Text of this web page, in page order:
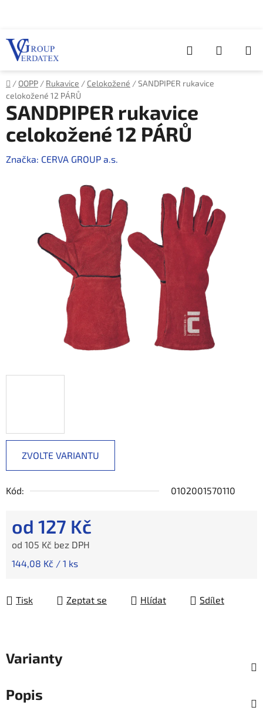
Hledat
KOŠÍK
Domů
/ OOPP / Rukavice / Celokožené /SANDPIPER rukavice
celokožené 12 PÁRŮ
ZVOLTE VARIANTU
Kód: 0102001570110
od 127 Kč
od 105 Kč bez DPH
Měrná cena:
144,08 Kč / 1 ks
Tisk Zeptat se Hlídat Sdílet
SANDPIPER rukavice
celokožené 12 PÁRŮ
Značka: CERVA GROUP a.s.
Varianty
Popis